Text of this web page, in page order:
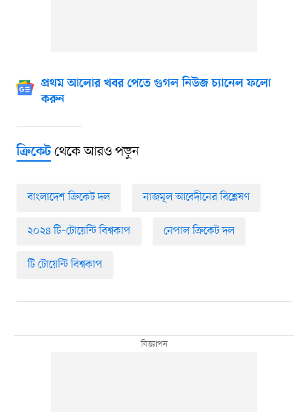
প্রথম আলোর খবর পেতে গুগল নিউজ চ্যানেল ফলো
করুন
ক্রিকেটথেকে আরও পড়ুন
বাংলাদেশ ক্রিকেট দল নাজমূল আবেদীনের বিশ্লেষণ
২০২৪ টি–টোয়েন্টি বিশ্বকাপ নেপাল ক্রিকেট দল
টি টোয়েন্টি বিশ্বকাপ